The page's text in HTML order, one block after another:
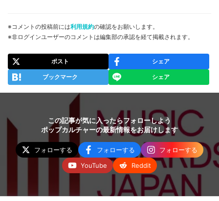
※コメントの投稿前には利用規約の確認をお願いします。
※非ログインユーザーのコメントは編集部の承認を経て掲載されます。
ポスト シェア
ブックマーク シェア
この記事が気に入ったらフォローしよう
ポップカルチャーの最新情報をお届けします
フォローする フォローする
フォローする
YouTube
Reddit